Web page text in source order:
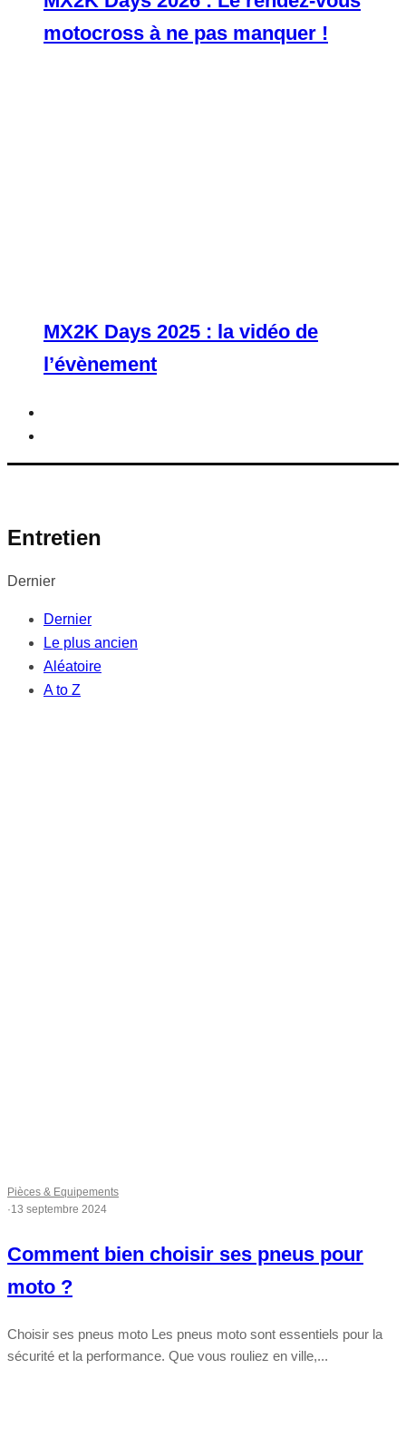
motocross à ne pas manquer !
MX2K Days 2025 : la vidéo de
l’évènement
Entretien
Dernier
Dernier
Le plus ancien
Aléatoire
A to Z
Pièces & Equipements
·13 septembre 2024
Comment bien choisir ses pneus pour
moto ?
Choisir ses pneus moto Les pneus moto sont essentiels pour la
sécurité et la performance. Que vous rouliez en ville,...